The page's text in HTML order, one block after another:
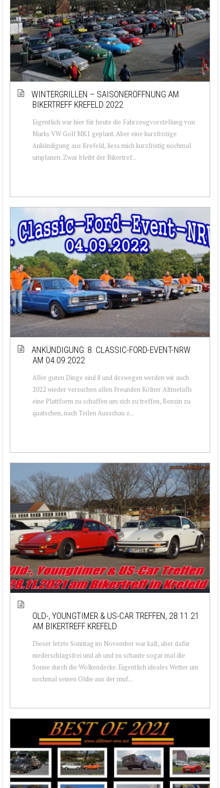
WINTERGRILLEN – SAISONERÖFFNUNG AM
BIKERTREFF KREFELD 2022
Eigentlich war hier für heute die Fahrzeugvorstellung von
Marks VW Golf MK1 geplant. Aber eine kurzfristige
Ankündigung aus Krefeld, liess mich kurzfristig nochmal
umplanen. Zwar bleibt der Bikertref...
ANKÜNDIGUNG: 8. CLASSIC-FORD-EVENT-NRW
AM 04.09.2022
Aller guten Dinge sind 8 und deswegen werden wir auch
2022 wieder versuchen allen Freunden Kölner Altmetalls
eine Plattform zu schaffen um sich zu treffen, Benzin zu
quatschen, nach Teilen Ausschau z...
OLD-, YOUNGTIMER & US-CAR TREFFEN, 28.11.21
AM BIKERTREFF KREFELD
Dieser letzte Sonntag im November war kalt, aber dafür
niederschlagsfrei und ab und zu schaute sogar mal die
Sonne durch die Wolkendecke. Eigentlich ideales Wetter um
nochmal seinen Oldie aus der muf...